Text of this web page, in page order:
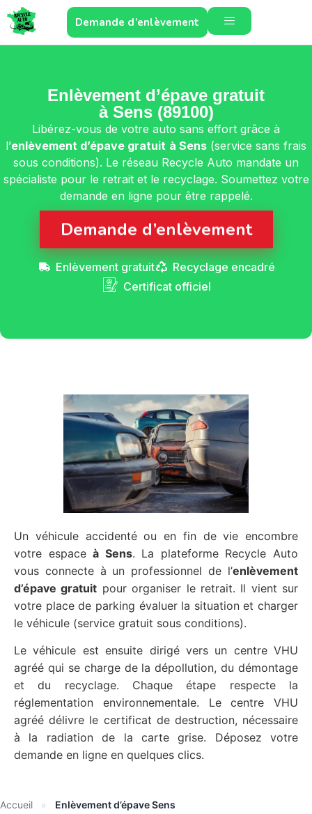
Demande d’enlèvement
Enlèvement d’épave gratuit
à Sens (89100)
Libérez-vous de votre auto sans effort grâce à
l’enlèvement d’épave gratuit à Sens (service sans frais
sous conditions). Le réseau Recycle Auto mandate un
spécialiste pour le retrait et le recyclage. Soumettez votre
demande en ligne pour être rappelé.
Demande d’enlèvement
Enlèvement gratuit
Recyclage encadré
Certificat officiel
Un véhicule accidenté ou en fin de vie encombre
votre espaceà Sens. La plateforme Recycle Auto
vous connecte à un professionnel de l’enlèvement
d’épave gratuit pour organiser le retrait. Il vient sur
votre place de parking évaluer la situation et charger
le véhicule (service gratuit sous conditions).
Le véhicule est ensuite dirigé vers un centre VHU
agréé qui se charge de la dépollution, du démontage
et du recyclage. Chaque étape respecte la
réglementation environnementale. Le centre VHU
agréé délivre le certificat de destruction, nécessaire
à la radiation de la carte grise. Déposez votre
demande en ligne en quelques clics.
Accueil » Enlèvement d’épave Sens